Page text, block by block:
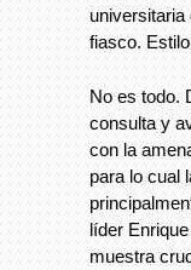
fiasco.
No es todo.
consulta y
con la
para lo cual
líder
muestra